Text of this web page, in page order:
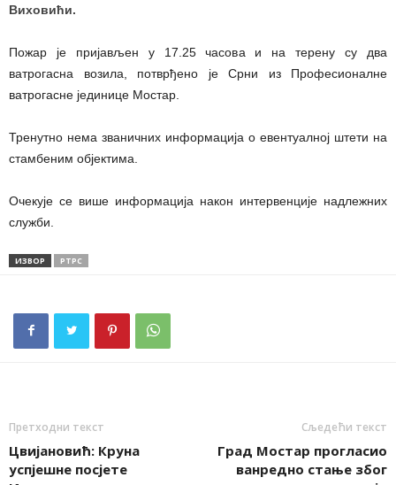
Виховићи.
Пожар је пријављен у 17.25 часова и на терену су два
ватрогасна возила, потврђено је Срни из Професионалне
ватрогасне јединице Мостар.
Тренутно нема званичних информација о евентуалној штети на
стамбеним објектима.
Очекује се више информација након интервенције надлежних
служби.
ИЗВОР РТРС
Претходни текст
Цвијановић: Круна
успјешне посјете
Сљедећи текст
Град Мостар прогласио
ванредно стање због